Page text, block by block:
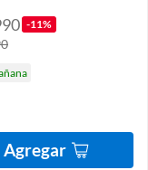
-11%
Agregar